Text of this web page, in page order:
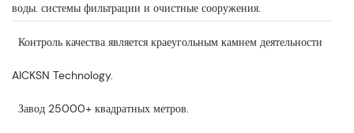
воды. системы фильтрации и очистные сооружения.
Контроль качества является краеугольным камнем деятельности
AICKSN Technology.
Завод 25000+ квадратных метров.